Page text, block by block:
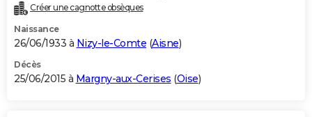
Créer une cagnotte obsèques
Naissance
26/06/1933 à Nizy-le-Comte (Aisne)
Décès
25/06/2015 à Margny-aux-Cerises (Oise)